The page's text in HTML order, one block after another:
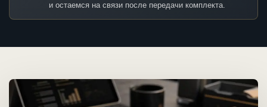
и остаемся на связи после передачи комплекта.